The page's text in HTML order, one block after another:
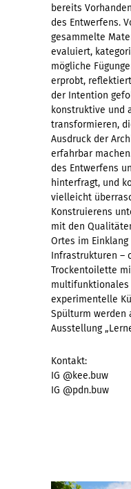
bereits
des Entwerfens.
gesammelte
evaluiert,
mögliche
erprobt,
der Intention
konstruktive und
transformieren,
Ausdruck der
erfahrbar
des Entwerfens
hinterfragt, und
vielleicht
Konstruierens
mit den
Ortes im
Infrastrukturen –
Trockentoilette
multifunktionales
experimentelle
Spülturm werden
Ausstellung
Kontakt:
IG @kee.buw
IG @pdn.buw